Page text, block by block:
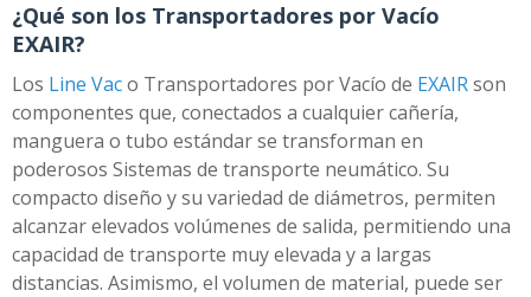
¿Qué son los Transportadores por Vacío
EXAIR?
Los Line Vaco Transportadores por Vacío de EXAIRson
componentes que, conectados a cualquier cañería,
manguera o tubo estándar se transforman en
poderosos Sistemas de transporte neumático. Su
compacto diseño y su variedad de diámetros, permiten
alcanzar elevados volúmenes de salida, permitiendo una
capacidad de transporte muy elevada y a largas
distancias. Asimismo, el volumen de material, puede ser